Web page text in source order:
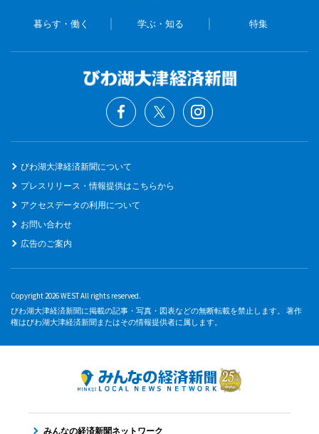
暮らす・働く 学ぶ・知る 特集
びわ湖大津経済新聞について
プレスリリース・情報提供はこちらから
アクセスデータの利用について
お問い合わせ
広告のご案内
Copyright 2026 WEST All rights reserved.
びわ湖大津経済新聞に掲載の記事・写真・図表などの無断転載を禁止します。 著作
権はびわ湖大津経済新聞またはその情報提供者に属します。
みんなの経済新聞ネットワーク